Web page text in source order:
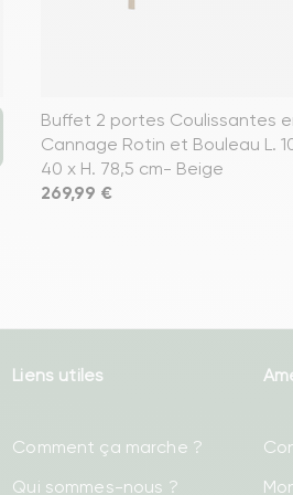
Buffet 2 portes Coulissantes
Cannage Rotin et Bouleau L.
40 x H. 78,5 cm- Beige
Prix
269,99 €
Liens utiles
Comment ça marche ?
Qui sommes-nous ?